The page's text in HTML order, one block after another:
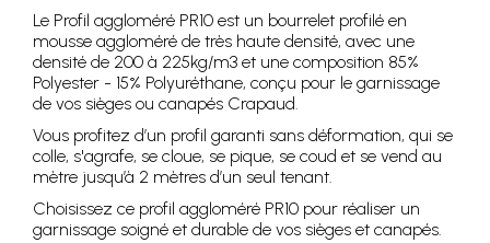
Le Profil aggloméré PR10 est un bourrelet profilé en
mousse aggloméré de très haute densité, avec une
densité de 200 à 225kg/m3 et une composition 85%
Polyester - 15% Polyuréthane, conçu pour le garnissage
de vos sièges ou canapés Crapaud.
Vous profitez d’un profil garanti sans déformation, qui se
colle, s'agrafe, se cloue, se pique, se coud et se vend au
mètre jusqu’à 2 mètres d’un seul tenant.
Choisissez ce profil aggloméré PR10 pour réaliser un
garnissage soigné et durable de vos sièges et canapés.